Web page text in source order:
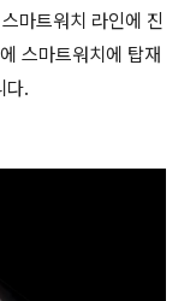
마트워치 라인에 진
스마트워치에 탑재
다.